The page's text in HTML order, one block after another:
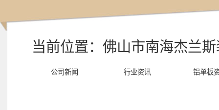
当前位置： 佛山市南海杰兰
公司新闻 行业资讯 铝单板